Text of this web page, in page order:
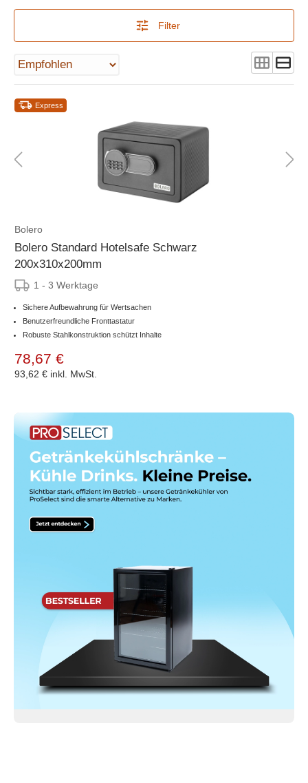
Filter
Express
Bolero
Bolero Standard Hotelsafe Schwarz
200x310x200mm
1 - 3 Werktage
Sichere Aufbewahrung für Wertsachen
Benutzerfreundliche Fronttastatur
Robuste Stahlkonstruktion schützt Inhalte
78,67 €
93,62 € inkl. MwSt.